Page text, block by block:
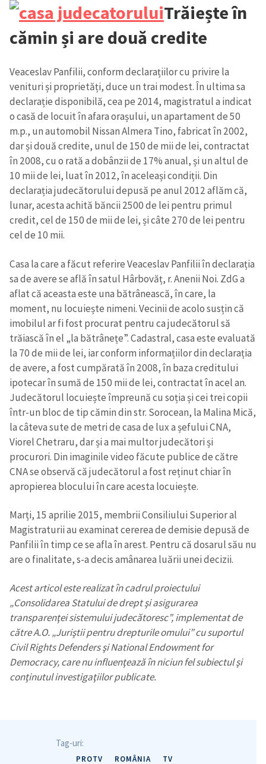
Trăiește în
cămin și are două credite
Veaceslav Panfilii, conform declarațiilor cu privire la
venituri și proprietăți, duce un trai modest. În ultima sa
declarație disponibilă, cea pe 2014, magistratul a indicat
o casă de locuit în afara orașului, un apartament de 50
m.p., un automobil Nissan Almera Tino, fabricat în 2002,
dar și două credite, unul de 150 de mii de lei, contractat
în 2008, cu o rată a dobânzii de 17% anual, și un altul de
10 mii de lei, luat în 2012, în aceleași condiții. Din
declarația judecătorului depusă pe anul 2012 aflăm că,
lunar, acesta achită băncii 2500 de lei pentru primul
credit, cel de 150 de mii de lei, și câte 270 de lei pentru
cel de 10 mii.
Casa la care a făcut referire Veaceslav Panfilii în declarația
sa de avere se află în satul Hârbovăț, r. Anenii Noi. ZdG a
aflat că aceasta este una bătrânească, în care, la
moment, nu locuiește nimeni. Vecinii de acolo susțin că
imobilul ar fi fost procurat pentru ca judecătorul să
trăiască în el „la bătrânețe”. Cadastral, casa este evaluată
la 70 de mii de lei, iar conform informațiilor din declarația
de avere, a fost cumpărată în 2008, în baza creditului
ipotecar în sumă de 150 mii de lei, contractat în acel an.
Judecătorul locuiește împreună cu soția și cei trei copii
într-un bloc de tip cămin din str. Sorocean, la Malina Mică,
la câteva sute de metri de casa de lux a șefului CNA,
Viorel Chetraru, dar și a mai multor judecători și
procurori. Din imaginile video făcute publice de către
CNA se observă că judecătorul a fost reținut chiar în
apropierea blocului în care acesta locuiește.
Marți, 15 aprilie 2015, membrii Consiliului Superior al
Magistraturii au examinat cererea de demisie depusă de
Panfilii în timp ce se afla în arest. Pentru că dosarul său nu
are o finalitate, s-a decis amânarea luării unei decizii.
Acest articol este realizat în cadrul proiectului
„Consolidarea Statului de drept şi asigurarea
transparenţei sistemului judecătoresc”, implementat de
către A.O. „Juriştii pentru drepturile omului” cu suportul
Civil Rights Defenders şi National Endowment for
Democracy, care nu influenţează în niciun fel subiectul şi
conţinutul investigaţiilor publicate.
Tag-uri:
PROTV ROMÂNIA TV
ȘTIREA MEA